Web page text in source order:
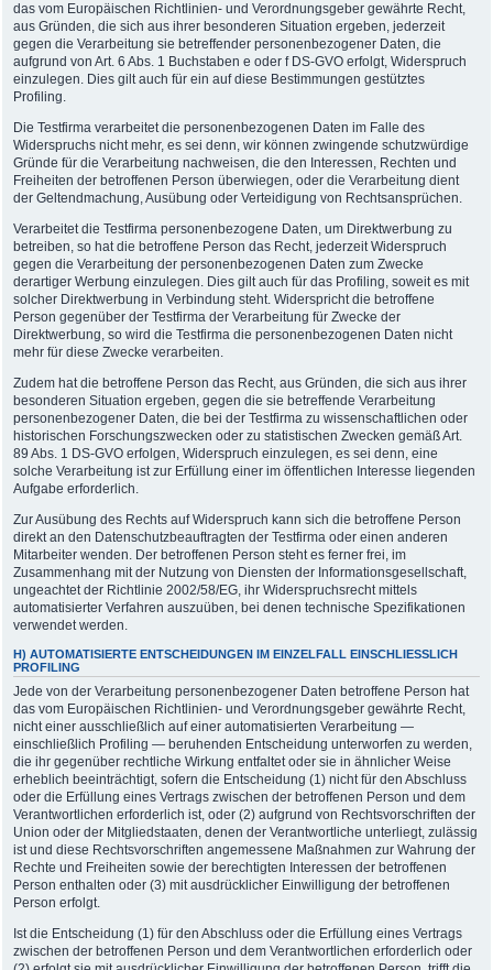
das vom Europäischen Richtlinien- und Verordnungsgeber gewährte Recht,
aus Gründen, die sich aus ihrer besonderen Situation ergeben, jederzeit
gegen die Verarbeitung sie betreffender personenbezogener Daten, die
aufgrund von Art. 6 Abs. 1 Buchstaben e oder f DS-GVO erfolgt, Widerspruch
einzulegen. Dies gilt auch für ein auf diese Bestimmungen gestütztes
Profiling.
Die Testfirma verarbeitet die personenbezogenen Daten im Falle des
Widerspruchs nicht mehr, es sei denn, wir können zwingende schutzwürdige
Gründe für die Verarbeitung nachweisen, die den Interessen, Rechten und
Freiheiten der betroffenen Person überwiegen, oder die Verarbeitung dient
der Geltendmachung, Ausübung oder Verteidigung von Rechtsansprüchen.
Verarbeitet die Testfirma personenbezogene Daten, um Direktwerbung zu
betreiben, so hat die betroffene Person das Recht, jederzeit Widerspruch
gegen die Verarbeitung der personenbezogenen Daten zum Zwecke
derartiger Werbung einzulegen. Dies gilt auch für das Profiling, soweit es mit
solcher Direktwerbung in Verbindung steht. Widerspricht die betroffene
Person gegenüber der Testfirma der Verarbeitung für Zwecke der
Direktwerbung, so wird die Testfirma die personenbezogenen Daten nicht
mehr für diese Zwecke verarbeiten.
Zudem hat die betroffene Person das Recht, aus Gründen, die sich aus ihrer
besonderen Situation ergeben, gegen die sie betreffende Verarbeitung
personenbezogener Daten, die bei der Testfirma zu wissenschaftlichen oder
historischen Forschungszwecken oder zu statistischen Zwecken gemäß Art.
89 Abs. 1 DS-GVO erfolgen, Widerspruch einzulegen, es sei denn, eine
solche Verarbeitung ist zur Erfüllung einer im öffentlichen Interesse liegenden
Aufgabe erforderlich.
Zur Ausübung des Rechts auf Widerspruch kann sich die betroffene Person
direkt an den Datenschutzbeauftragten der Testfirma oder einen anderen
Mitarbeiter wenden. Der betroffenen Person steht es ferner frei, im
Zusammenhang mit der Nutzung von Diensten der Informationsgesellschaft,
ungeachtet der Richtlinie 2002/58/EG, ihr Widerspruchsrecht mittels
automatisierter Verfahren auszuüben, bei denen technische Spezifikationen
verwendet werden.
H) AUTOMATISIERTE ENTSCHEIDUNGEN IM EINZELFALL EINSCHLIESSLICH P
ROFILING
Jede von der Verarbeitung personenbezogener Daten betroffene Person hat
das vom Europäischen Richtlinien- und Verordnungsgeber gewährte Recht,
nicht einer ausschließlich auf einer automatisierten Verarbeitung —
einschließlich Profiling — beruhenden Entscheidung unterworfen zu werden,
die ihr gegenüber rechtliche Wirkung entfaltet oder sie in ähnlicher Weise
erheblich beeinträchtigt, sofern die Entscheidung (1) nicht für den Abschluss
oder die Erfüllung eines Vertrags zwischen der betroffenen Person und dem
Verantwortlichen erforderlich ist, oder (2) aufgrund von Rechtsvorschriften der
Union oder der Mitgliedstaaten, denen der Verantwortliche unterliegt, zulässig
ist und diese Rechtsvorschriften angemessene Maßnahmen zur Wahrung der
Rechte und Freiheiten sowie der berechtigten Interessen der betroffenen
Person enthalten oder (3) mit ausdrücklicher Einwilligung der betroffenen
Person erfolgt.
Ist die Entscheidung (1) für den Abschluss oder die Erfüllung eines Vertrags
zwischen der betroffenen Person und dem Verantwortlichen erforderlich oder